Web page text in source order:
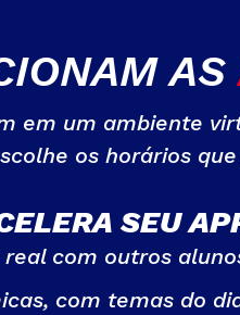
AS
em um ambiente
os horários
SEU
com outros
com temas do